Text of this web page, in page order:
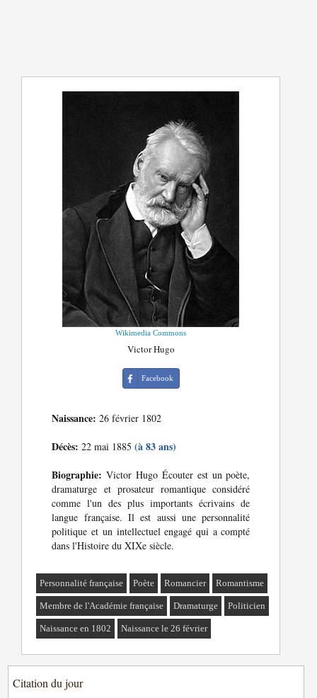
Wikimedia Commons
Victor Hugo
Facebook
Naissance: 26 février 1802
Décès: 22 mai 1885(à 83 ans)
Biographie: Victor Hugo Écouter est un poète,
dramaturge et prosateur romantique considéré
comme l'un des plus importants écrivains de
langue française. Il est aussi une personnalité
politique et un intellectuel engagé qui a compté
dans l'Histoire du XIXe siècle.
Personnalité française Poète Romancier Romantisme
Membre de l'Académie française Dramaturge Politicien
Naissance en 1802 Naissance le 26 février
Citation du jour